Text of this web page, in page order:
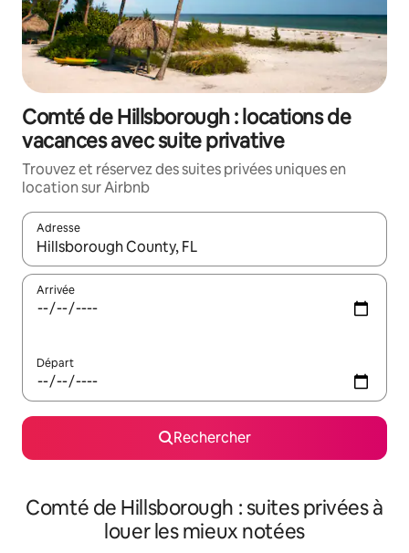
Comté de Hillsborough : locations de
vacances avec suite privative
Trouvez et réservez des suites privées uniques en
location sur Airbnb
Adresse
Lorsque les résultats s'affichent, utilisez les flèches vers le
Arrivée
Départ
Rechercher
Comté de Hillsborough : suites privées à
louer les mieux notées